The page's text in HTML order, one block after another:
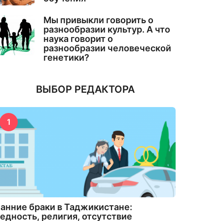
Мы привыкли говорить о
разнообразии культур. А что
наука говорит о
разнообразии человеческой
генетики?
ВЫБОР РЕДАКТОРА
1
браки в Таджикистане:
религия, отсутствие